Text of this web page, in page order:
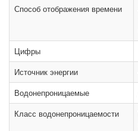
Способ отображения времени
Цифры
Источник энергии
Водонепроницаемые
Класс водонепроницаемости